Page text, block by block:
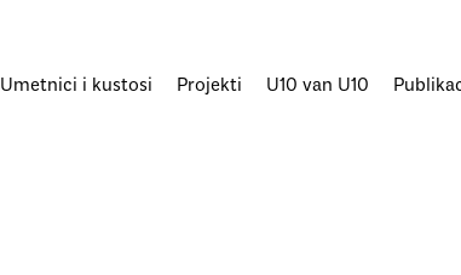
Umetnici i kustosi Projekti U10 van U10